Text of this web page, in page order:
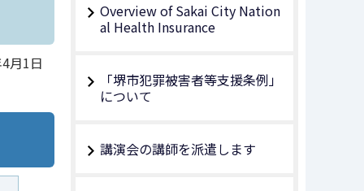
月1日
Overview of Sakai City Nation
al Health Insurance
「堺市犯罪被害者等支援条例」
について
講演会の講師を派遣します